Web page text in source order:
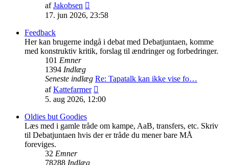
afJakobsen
det
17. jun 2026, 23:58
Feedback
Her kan brugerne indgå i debat med Debatjuntaen, komme
med konstruktiv kritik, forslag til ændringer og forbedringer.
101 Emner
1394 Indlæg
Seneste indlæg Re: Tapatalk kan ikke vise fo…
afKattefarmer
det
5. aug 2026, 12:00
Oldies but Goodies
Læs med i gamle tråde om kampe, AaB, transfers, etc. Skriv
til Debatjuntaen hvis der er tråde du mener bare MÅ
foreviges.
32 Emner
78288 Indlæg